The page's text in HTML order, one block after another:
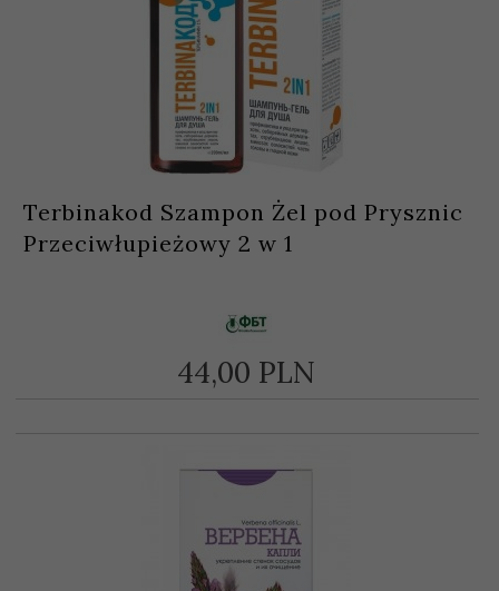
Terbinakod Szampon Żel pod Prysznic
Przeciwłupieżowy 2 w 1
44,00 PLN